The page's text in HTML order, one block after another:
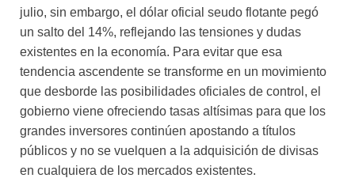
julio, sin embargo, el dólar oficial seudo flotante pegó
un salto del 14%, reflejando las tensiones y dudas
existentes en la economía. Para evitar que esa
tendencia ascendente se transforme en un movimiento
que desborde las posibilidades oficiales de control, el
gobierno viene ofreciendo tasas altísimas para que los
grandes inversores continúen apostando a títulos
públicos y no se vuelquen a la adquisición de divisas
en cualquiera de los mercados existentes.